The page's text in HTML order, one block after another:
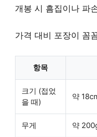
개봉 시 흠집이나 파
가격 대비 포장이 꼼
항목
크기 (접었
을 때)
약
무게 약